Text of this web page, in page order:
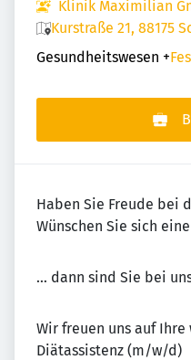
Klinik Maximilian
Kurstraße 21, 88175
Gesundheitswesen +
Haben Sie Freude bei
Wünschen Sie sich
… dann sind Sie bei
Wir freuen uns auf
Diätassistenz (m/w/d)